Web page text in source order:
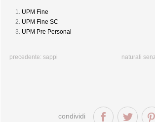
UPM Fine
UPM Fine SC
UPM Pre Personal
precedente: sappi naturali
condividi